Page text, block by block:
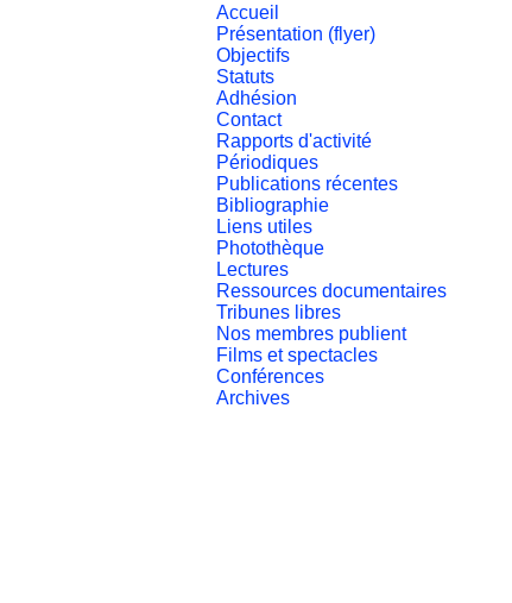
Accueil
Présentation (flyer)
Objectifs
Statuts
Adhésion
Contact
Rapports d'activité
Périodiques
Publications récentes
Bibliographie
Liens utiles
Photothèque
Lectures
Ressources documentaires
Tribunes libres
Nos membres publient
Films et spectacles
Conférences
Archives